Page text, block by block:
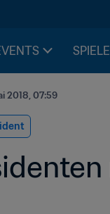
2018, 07:59